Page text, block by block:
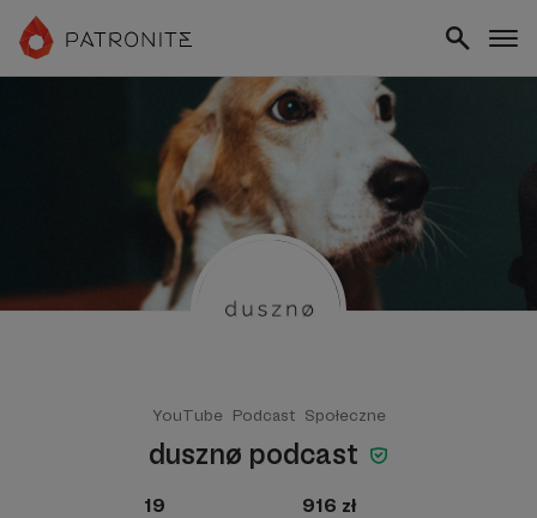
YouTube Podcast Społeczne
dusznø podcast
19
916 zł